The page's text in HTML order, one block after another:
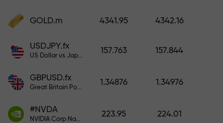
depósito, mayor será el
GOLD.m 4341.95 4342.16
USDJPY.fx
US Dollar vs Japanese Yen
157.763 157.844
GBPUSD.fx
Great Britain Pound vs US Dollar
1.34876 1.34976
#NVDA
NVIDIA Corp Nasdaq Stock Exchange (Nasdaq) USD
223.95 224.01